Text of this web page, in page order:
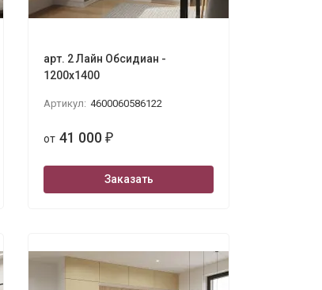
арт. 2 Лайн Обсидиан -
1200х1400
Артикул: 4600060586122
от 41 000 ₽
Заказать